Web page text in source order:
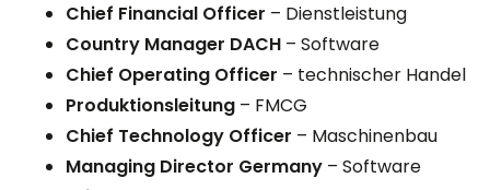
Chief Financial Officer – Dienstleistung
Country Manager DACH – Software
Chief Operating Officer – technischer Handel
Produktionsleitung – FMCG
Chief Technology Officer – Maschinenbau
Managing Director Germany – Software